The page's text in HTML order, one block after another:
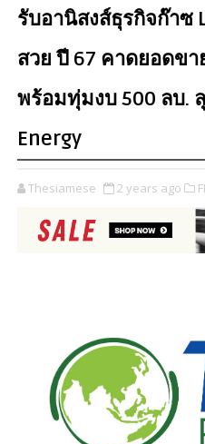
รับอานิสงส์ธุรกิจก๊าซ
สวย ปี 67 คาดยอดข
พร้อมทุ่มงบ 500 ลบ.
Energy
Thesiamese 2 years ago